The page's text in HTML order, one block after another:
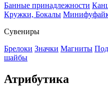
Банные принадлежности
Кружки, Бокалы
Сувениры
Брелоки Значки Магниты
шайбы
Атрибутика